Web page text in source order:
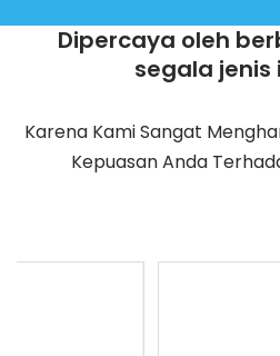
Dipercaya oleh
segala jenis
Karena Kami Sangat
Kepuasan Anda